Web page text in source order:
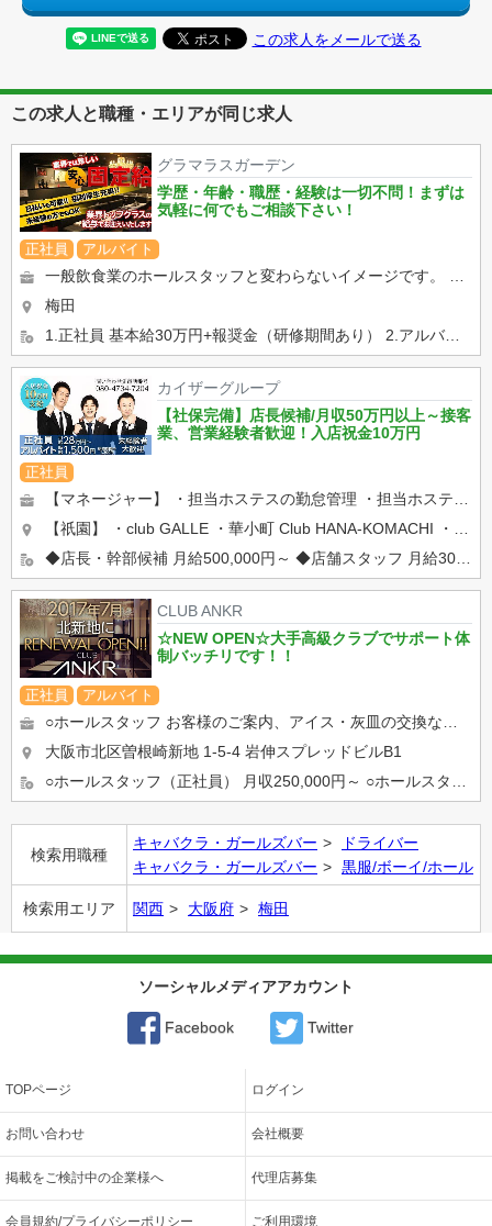
この求人をメールで送る
この求人と職種・エリアが同じ求人
グラマラスガーデン
学歴・年齢・職歴・経験は一切不問！まずは
気軽に何でもご相談下さい！
正社員 アルバイト
梅田
1.正社員 基本給30万円+報奨金（研修期間あり） 2.アルバイト 時給1,500円～ 3.ドライ...
カイザーグループ
【社保完備】店長候補/月収50万円以上～接客
業、営業経験者歓迎！入店祝金10万円
正社員
CLUB ANKR
☆NEW OPEN☆大手高級クラブでサポート体
制バッチリです！！
正社員 アルバイト
大阪市北区曽根崎新地 1-5-4 岩伸スプレッドビルB1
検索用職種
キャバクラ・ガールズバー
ドライバー
キャバクラ・ガールズバー
黒服/ボーイ/ホール
検索用エリア 関西 大阪府 梅田
ソーシャルメディアアカウント
Facebook Twitter
TOPページ ログイン
お問い合わせ 会社概要
掲載をご検討中の企業様へ 代理店募集
会員規約/プライバシーポリシー ご利用環境